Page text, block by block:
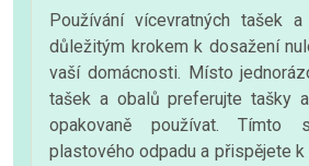
Používání vícevratných tašek
důležitým krokem k dosažení
vaší domácnosti. Místo
tašek a obalů preferujte tašky
opakovaně používat. Tímto
plastového odpadu a přispějete k